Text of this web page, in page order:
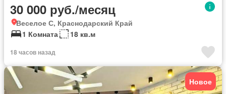
30 000 руб./месяц
Веселое С, Краснодарский Край
1 Комната
18 кв.м
18 часов назад
Новое